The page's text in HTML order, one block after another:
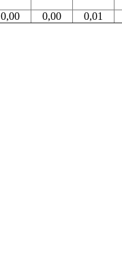
0,00 0,00 0,01